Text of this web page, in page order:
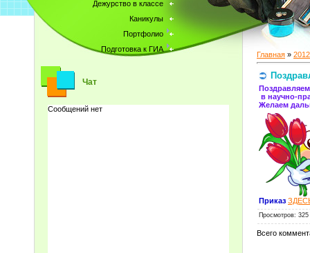
Дежурство в классе
Каникулы
Портфолио
Подготовка к ГИА
Чат
Главная » 2012
в научно-
Желаем
Приказ
Просмотров:
Всего